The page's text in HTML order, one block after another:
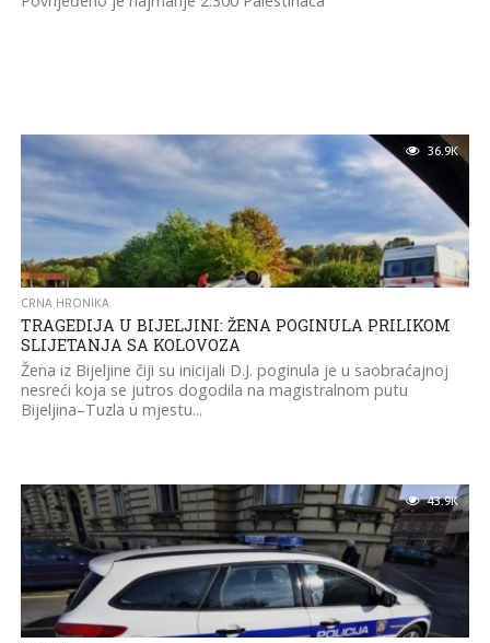
36.9K
CRNA HRONIKA
TRAGEDIJA U BIJELJINI: ŽENA POGINULA PRILIKOM
SLIJETANJA SA KOLOVOZA
Žena iz Bijeljine čiji su inicijali D.J. poginula je u saobraćajnoj
nesreći koja se jutros dogodila na magistralnom putu
Bijeljina–Tuzla u mjestu...
43.9K